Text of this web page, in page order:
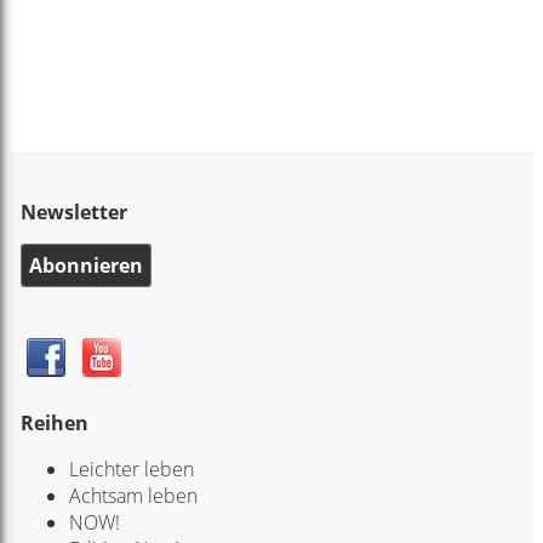
Newsletter
Abonnieren
Reihen
Leichter leben
Achtsam leben
NOW!